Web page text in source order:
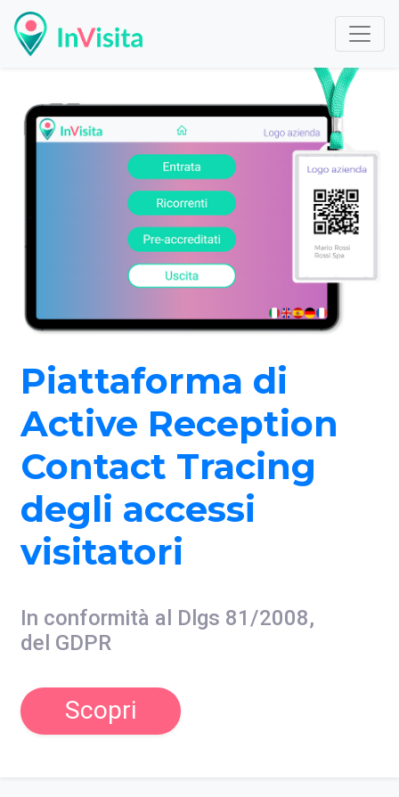
Piattaforma
Active
Contact
degli accessi
dipendenti
In conformità al Dlgs 81/